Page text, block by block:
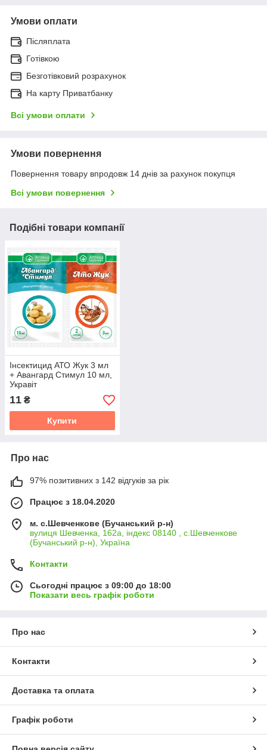
Умови оплати
Післяплата
Готівкою
Безготівковий розрахунок
На карту Приватбанку
Всі умови оплати
Умови повернення
Повернення товару впродовж 14 днів за рахунок покупця
Всі умови повернення
Подібні товари компанії
Інсектицид АТО Жук 3 мл
+ Авангард Стимул 10 мл,
Укравіт
11 ₴
Купити
Про нас
97% позитивних з 142 відгуків за рік
Працює з 18.04.2020
м. с.Шевченкове (Бучанський р-н)
вулиця Шевченка, 162а, індекс 08140 , с.Шевченкове
(Бучанський р-н), Україна
Контакти
Сьогодні працює з 09:00 до 18:00
Показати весь графік роботи
Про нас
Контакти
Доставка та оплата
Графік роботи